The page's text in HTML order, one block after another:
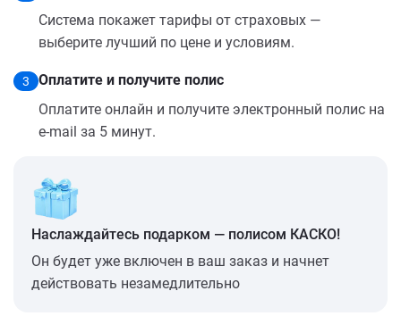
Система покажет тарифы от страховых —
выберите лучший по цене и условиям.
3
Оплатите и получите полис
Оплатите онлайн и получите электронный полис на
e-mail за 5 минут.
Наслаждайтесь подарком — полисом КАСКО!
Он будет уже включен в ваш заказ и начнет
действовать незамедлительно